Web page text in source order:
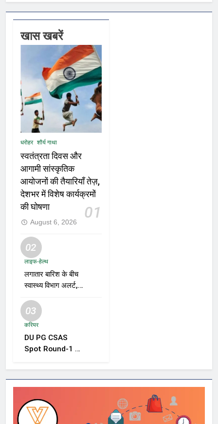
खास खबरें
धरोहर शौर्य गाथा
स्वतंत्रता दिवस और
आगामी सांस्कृतिक
आयोजनों की तैयारियाँ तेज़,
देशभर में विशेष कार्यक्रमों
की घोषणा
01
August 6, 2026
02
लाइफ-हेल्थ
लगातार बारिश के बीच
स्वास्थ्य विभाग अलर्ट,
वायरल बुखार की
रोकथाम के लिए राज्यों
निर्देश
03
करियर
DU PG CSAS
Spot Round-1 की
को आवेदन और सीट
स्वीकार करने के लिए